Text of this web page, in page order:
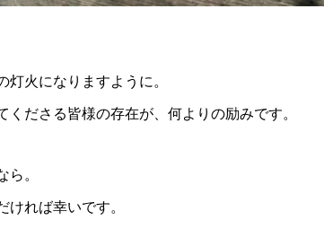
灯火になりますように。
ださる皆様の存在が、何よりの励みです。
ら。
ければ幸いです。